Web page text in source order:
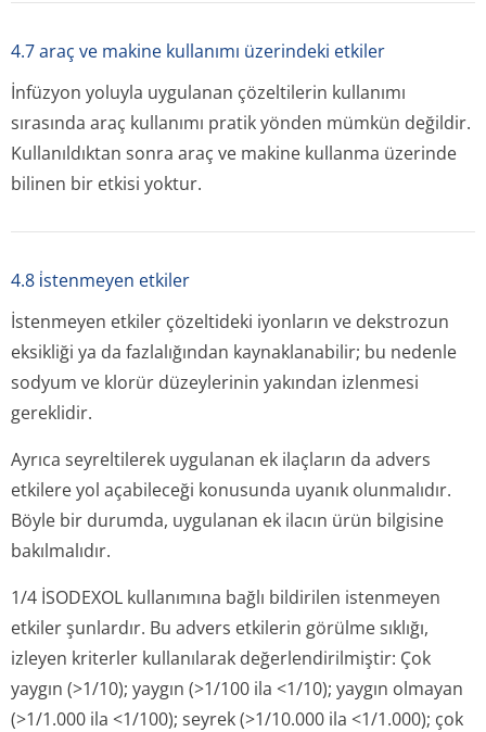
4.7 araç ve makine kullanımı üzerindeki etkiler
İnfüzyon yoluyla uygulanan çözeltilerin kullanımı
sırasında araç kullanımı pratik yönden mümkün değildir.
Kullanıldıktan sonra araç ve makine kullanma üzerinde
bilinen bir etkisi yoktur.
4.8 i̇stenmeyen etkiler
İstenmeyen etkiler çözeltideki iyonların ve dekstrozun
eksikliği ya da fazlalığından kaynaklanabilir; bu nedenle
sodyum ve klorür düzeylerinin yakından izlenmesi
gereklidir.
Ayrıca seyreltilerek uygulanan ek ilaçların da advers
etkilere yol açabileceği konusunda uyanık olunmalıdır.
Böyle bir durumda, uygulanan ek ilacın ürün bilgisine
bakılmalıdır.
1/4 İSODEXOL kullanımına bağlı bildirilen istenmeyen
etkiler şunlardır. Bu advers etkilerin görülme sıklığı,
izleyen kriterler kullanılarak değerlendiril­miştir: Çok
yaygın (>1/10); yaygın (>1/100 ila <1/10); yaygın olmayan
(>1/1.000 ila <1/100); seyrek (>1/10.000 ila <1/1.000); çok